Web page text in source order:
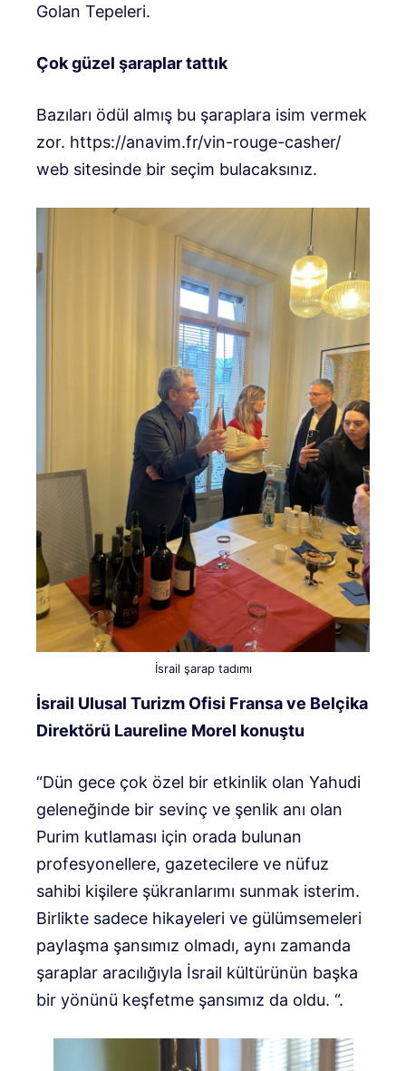
Golan Tepeleri.
Çok güzel şaraplar tattık
Bazıları ödül almış bu şaraplara isim vermek
zor. https://anavim.fr/vin-rouge-casher/
web sitesinde bir seçim bulacaksınız.
İsrail şarap tadımı
İsrail Ulusal Turizm Ofisi Fransa ve Belçika
Direktörü Laureline Morel konuştu
“Dün gece çok özel bir etkinlik olan Yahudi
geleneğinde bir sevinç ve şenlik anı olan
Purim kutlaması için orada bulunan
profesyonellere, gazetecilere ve nüfuz
sahibi kişilere şükranlarımı sunmak isterim.
Birlikte sadece hikayeleri ve gülümsemeleri
paylaşma şansımız olmadı, aynı zamanda
şaraplar aracılığıyla İsrail kültürünün başka
bir yönünü keşfetme şansımız da oldu. “.